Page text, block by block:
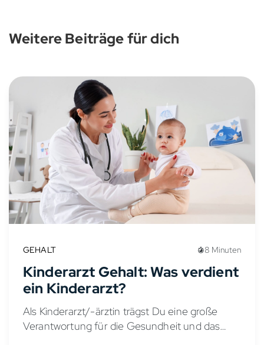
Weitere Beiträge für dich
GEHALT 8 Minuten
Kinderarzt Gehalt: Was verdient
ein Kinderarzt?
Als Kinderarzt/-ärztin trägst Du eine große
Verantwortung für die Gesundheit und das